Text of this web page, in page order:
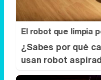
El robot que limpia
¿Sabes por qué
usan robot